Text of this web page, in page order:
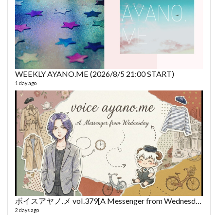
WEEKLY AYANO.ME (2026/8/5 21:00 START)
1 day ago
ボイスアヤノ.メ vol.379[A Messenger from Wednesday] (2026/8/5)
2 days ago